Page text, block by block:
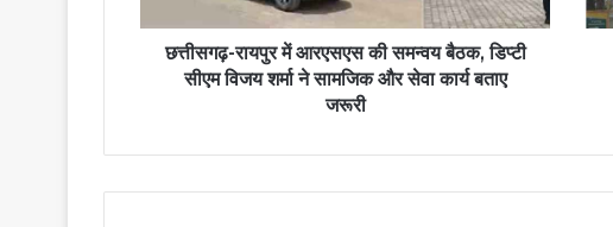
छत्तीसगढ़-रायपुर में आरएसएस की समन्वय बैठक, डिप्टी
सीएम विजय शर्मा ने सामजिक और सेवा कार्य बताए
जरूरी